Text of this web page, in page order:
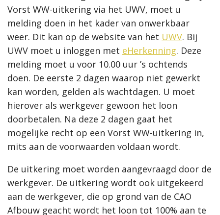
Vorst WW-uitkering via het UWV, moet u
melding doen in het kader van onwerkbaar
weer. Dit kan op de website van het UWV. Bij
UWV moet u inloggen met eHerkenning. Deze
melding moet u voor 10.00 uur ’s ochtends
doen. De eerste 2 dagen waarop niet gewerkt
kan worden, gelden als wachtdagen. U moet
hierover als werkgever gewoon het loon
doorbetalen. Na deze 2 dagen gaat het
mogelijke recht op een Vorst WW-uitkering in,
mits aan de voorwaarden voldaan wordt.
De uitkering moet worden aangevraagd door de
werkgever. De uitkering wordt ook uitgekeerd
aan de werkgever, die op grond van de CAO
Afbouw geacht wordt het loon tot 100% aan te